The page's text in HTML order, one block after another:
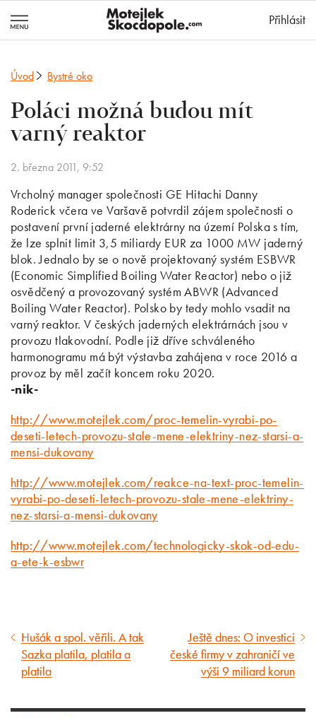
Přihlásit
Úvod Bystré oko
Poláci možná budou mít
varný reaktor
2. března 2011, 9:52
Vrcholný manager společnosti GE Hitachi Danny
Roderick včera ve Varšavě potvrdil zájem společnosti o
postavení první jaderné elektrárny na území Polska s tím,
že lze splnit limit 3,5 miliardy EUR za 1000 MW jaderný
blok. Jednalo by se o nově projektovaný systém ESBWR
(Economic Simplified Boiling Water Reactor) nebo o již
osvědčený a provozovaný systém ABWR (Advanced
Boiling Water Reactor). Polsko by tedy mohlo vsadit na
varný reaktor. V českých jaderných elektrárnách jsou v
provozu tlakovodní. Podle již dříve schváleného
harmonogramu má být výstavba zahájena v roce 2016 a
provoz by měl začít koncem roku 2020.
-nik-
http://www.motejlek.com/proc-temelin-vyrabi-po-
deseti-letech-provozu-stale-mene-elektriny-nez-starsi-a-
mensi-dukovany
http://www.motejlek.com/reakce-na-text-proc-temelin-
vyrabi-po-deseti-letech-provozu-stale-mene-elektriny-
nez-starsi-a-mensi-dukovany
http://www.motejlek.com/technologicky-skok-od-edu-
a-ete-k-esbwr
Předcházející
článek
Hušák a spol. věřili. A tak
Sazka platila, platila a
platila
Následující
článek
Ještě dnes: O investici
české firmy v zahraničí ve
výši 9 miliard korun